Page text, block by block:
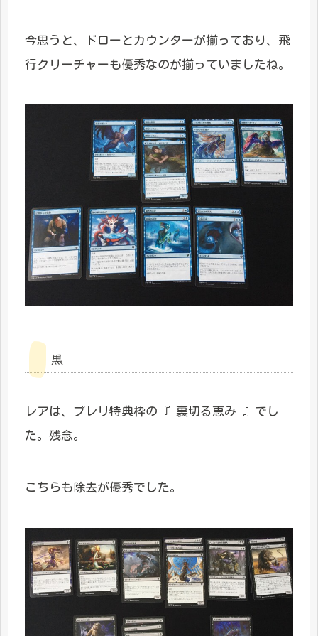
今思うと、ドローとカウンターが揃っており、飛
行クリーチャーも優秀なのが揃っていましたね。
黒
レアは、プレリ特典枠の『 裏切る恵み 』でし
た。残念。
こちらも除去が優秀でした。